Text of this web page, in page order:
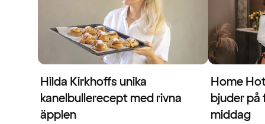
Hilda Kirkhoffs unika
kanelbullerecept med rivna
äpplen
Home
bjuder på
middag